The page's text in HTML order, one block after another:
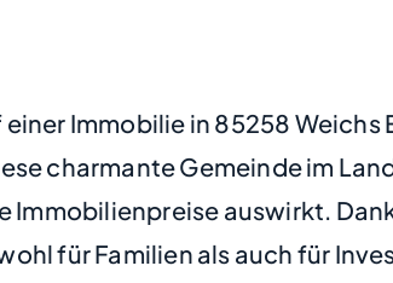
einer Immobilie in 85258
charmante Gemeinde im
Immobilienpreise auswirkt.
für Familien als auch für